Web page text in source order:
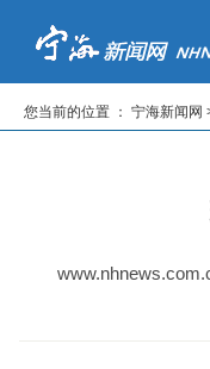
首页 | 新闻 | 专题
您当前的位置 ： 宁海新闻网